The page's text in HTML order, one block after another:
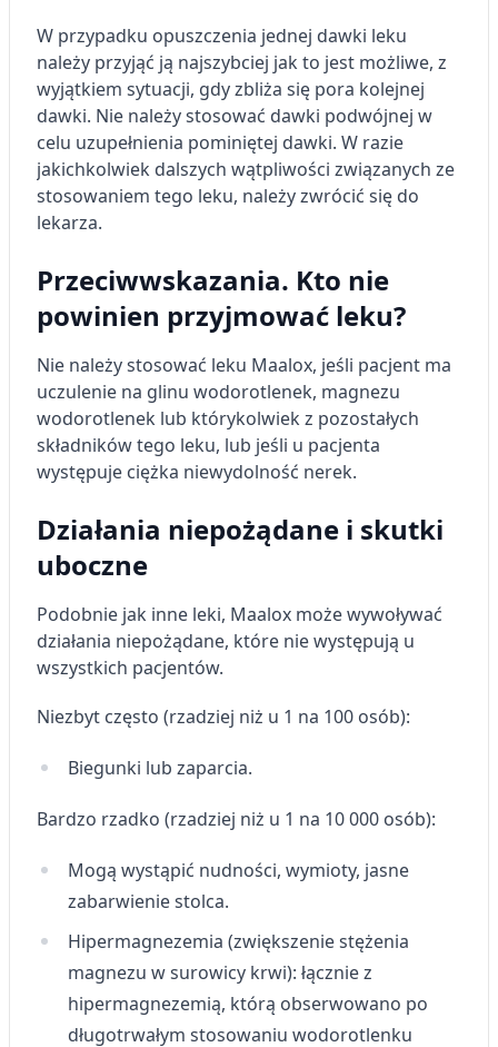
W przypadku opuszczenia jednej dawki leku
należy przyjąć ją najszybciej jak to jest możliwe, z
wyjątkiem sytuacji, gdy zbliża się pora kolejnej
dawki. Nie należy stosować dawki podwójnej w
celu uzupełnienia pominiętej dawki. W razie
jakichkolwiek dalszych wątpliwości związanych ze
stosowaniem tego leku, należy zwrócić się do
lekarza.
Przeciwwskazania. Kto nie
powinien przyjmować leku?
Nie należy stosować leku Maalox, jeśli pacjent ma
uczulenie na glinu wodorotlenek, magnezu
wodorotlenek lub którykolwiek z pozostałych
składników tego leku, lub jeśli u pacjenta
występuje ciężka niewydolność nerek.
Działania niepożądane i skutki
uboczne
Podobnie jak inne leki, Maalox może wywoływać
działania niepożądane, które nie występują u
wszystkich pacjentów.
Niezbyt często (rzadziej niż u 1 na 100 osób):
Biegunki lub zaparcia.
Bardzo rzadko (rzadziej niż u 1 na 10 000 osób):
Mogą wystąpić nudności, wymioty, jasne
zabarwienie stolca.
Hipermagnezemia (zwiększenie stężenia
magnezu w surowicy krwi): łącznie z
hipermagnezemią, którą obserwowano po
długotrwałym stosowaniu wodorotlenku